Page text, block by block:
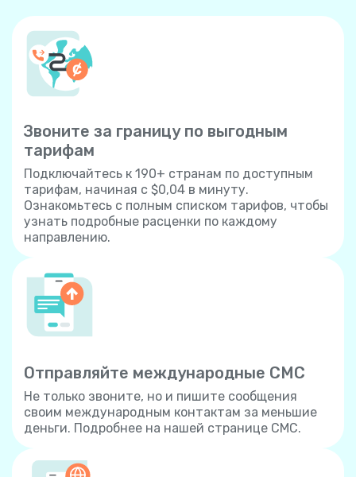
Звоните за границу по выгодным
тарифам
Подключайтесь к 190+ странам по доступным
тарифам, начиная с $0,04 в минуту.
Ознакомьтесь с полным списком тарифов, чтобы
узнать подробные расценки по каждому
направлению.
Отправляйте международные СМС
Не только звоните, но и пишите сообщения
своим международным контактам за меньшие
деньги. Подробнее на нашей странице СМС.